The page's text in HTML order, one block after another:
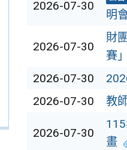
2026-07-30
明
2026-07-30
財
賽
2026-07-30
2026-07-30 教
2026-07-30
畫